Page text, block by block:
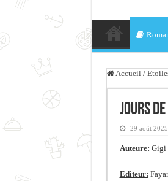
Accueil /
Jours
29 août 2025
Auteure: Gigi
Editeur: